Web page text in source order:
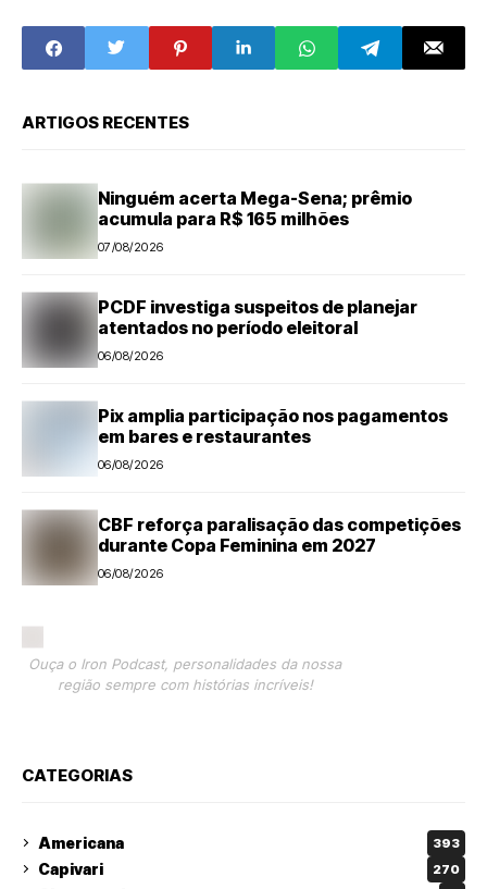
ARTIGOS RECENTES
Ninguém acerta Mega-Sena; prêmio
acumula para R$ 165 milhões
07/08/2026
PCDF investiga suspeitos de planejar
atentados no período eleitoral
06/08/2026
Pix amplia participação nos pagamentos
em bares e restaurantes
06/08/2026
CBF reforça paralisação das competições
durante Copa Feminina em 2027
06/08/2026
Ouça o Iron Podcast, personalidades da nossa
região sempre com histórias incríveis!
CATEGORIAS
Americana 393
Capivari 270